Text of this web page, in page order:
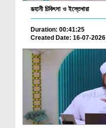
রূহানী চিকিৎসা ও ইস্তেখারা
Duration: 00:41:25
Created Date: 16-07-2026